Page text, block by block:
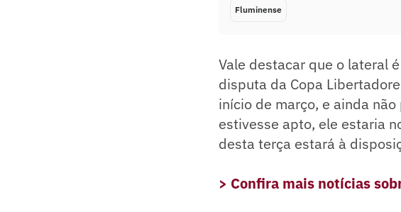
Fluminense
Vale destacar que o lateral
disputa da Copa
início de março, e ainda
estivesse apto, ele estaria
desta terça estará à
> Confira mais notícias